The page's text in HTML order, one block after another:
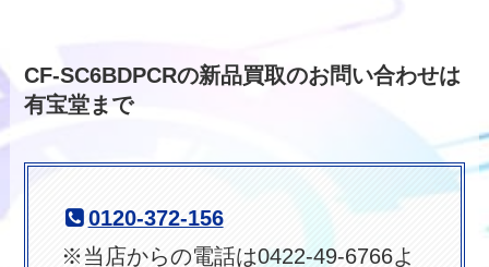
CF-SC6BDPCRの新品買取のお問い合わせは
有宝堂まで
0120-372-156
※当店からの電話は0422-49-6766よ